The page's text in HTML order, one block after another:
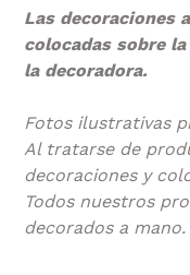
Las decoraciones
colocadas sobre
la decoradora.
Fotos ilustrativas
Al tratarse de
decoraciones y
Todos nuestros
decorados a mano.